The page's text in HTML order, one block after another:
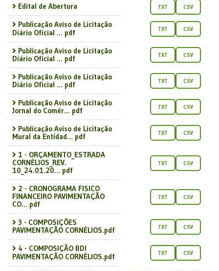
Edital de Abertura TXT CSV
Publicação Aviso de Licitação
Diário Oficial ... pdf
TXT CSV
Publicação Aviso de Licitação
Diário Oficial ... pdf
TXT CSV
Publicação Aviso de Licitação
Diário Oficial ... pdf
TXT CSV
Publicação Aviso de Licitação
Jornal do Comér... pdf
TXT CSV
Publicação Aviso de Licitação
Mural da Entidad... pdf
TXT CSV
1 - ORÇAMENTO_ESTRADA
CORNÉLIOS_REV.
10_24.01.20... pdf
TXT CSV
2 - CRONOGRAMA FISICO
FINANCEIRO PAVIMENTAÇÃO
CO... pdf
TXT CSV
3 - COMPOSIÇÕES
PAVIMENTAÇÃO CORNÉLIOS.pdf
TXT CSV
4 - COMPOSIÇÃO BDI
PAVIMENTAÇÃO CORNÉLIOS.pdf
TXT CSV